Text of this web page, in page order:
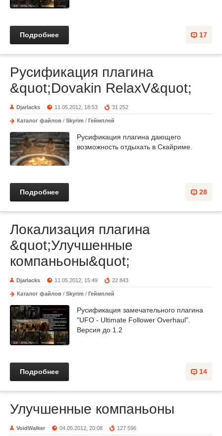
17
Подробнее
Русификация плагина
&quot;Dovakin RelaxV&quot;
Djarlacks 11.05.2012, 18:53 31 252
Каталог файлов / Skyrim / Геймплей
Русификация плагина дающего
возможность отдыхать в Скайриме.
28
Подробнее
Локализация плагина
&quot;Улучшенные
компаньоны&quot;
Djarlacks 11.05.2012, 15:49 22 843
Каталог файлов / Skyrim / Геймплей
Русификация замечательного плагина
"UFO - Ultimate Follower Overhaul".
Версия до 1.2
14
Подробнее
Улучшенные компаньоны
VoidWalker 04.05.2012, 20:08 127 596